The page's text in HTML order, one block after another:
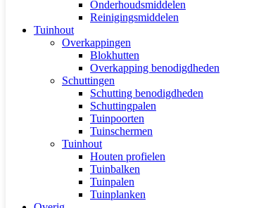
Onderhoudsmiddelen
Reinigingsmiddelen
Tuinhout
Overkappingen
Blokhutten
Overkapping benodigdheden
Schuttingen
Schutting benodigdheden
Schuttingpalen
Tuinpoorten
Tuinschermen
Tuinhout
Houten profielen
Tuinbalken
Tuinpalen
Tuinplanken